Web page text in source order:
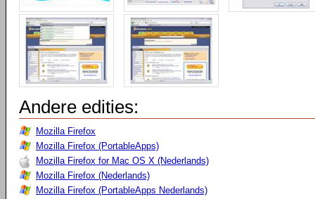
Andere edities:
Mozilla Firefox
Mozilla Firefox (PortableApps)
Mozilla Firefox for Mac OS X (Nederlands)
Mozilla Firefox (Nederlands)
Mozilla Firefox (PortableApps Nederlands)